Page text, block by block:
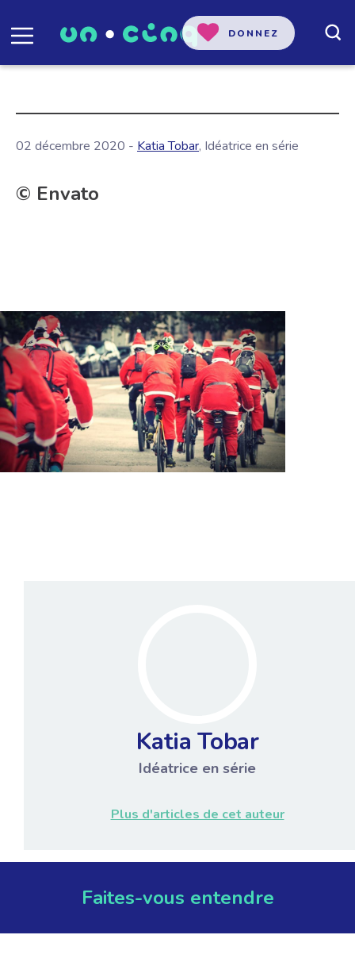
DONNEZ
02 décembre 2020 - Katia Tobar, Idéatrice en série
© Envato
Katia Tobar
Idéatrice en série
Plus d'articles de cet auteur
Faites-vous entendre